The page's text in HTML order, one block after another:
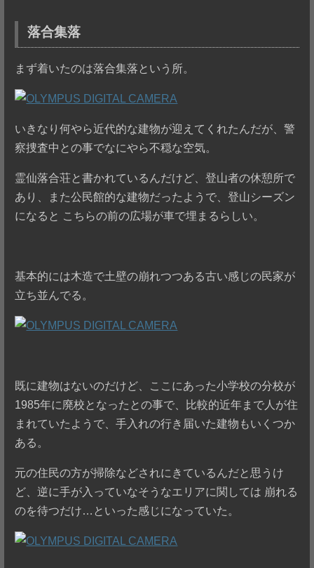
落合集落
まず着いたのは落合集落という所。
いきなり何やら近代的な建物が迎えてくれたんだが、警
察捜査中との事でなにやら不穏な空気。
霊仙落合荘と書かれているんだけど、登山者の休憩所で
あり、また公民館的な建物だったようで、登山シーズン
になると こちらの前の広場が車で埋まるらしい。
基本的には木造で土壁の崩れつつある古い感じの民家が
立ち並んでる。
既に建物はないのだけど、ここにあった小学校の分校が
1985年に廃校となったとの事で、比較的近年まで人が住
まれていたようで、手入れの行き届いた建物もいくつか
ある。
元の住民の方が掃除などされにきているんだと思うけ
ど、逆に手が入っていなそうなエリアに関しては 崩れる
のを待つだけ…といった感じになっていた。